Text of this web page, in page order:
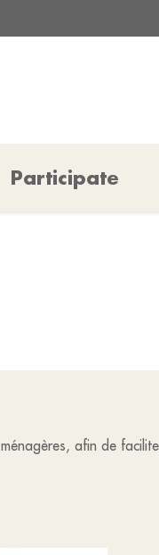
Participate
afin de